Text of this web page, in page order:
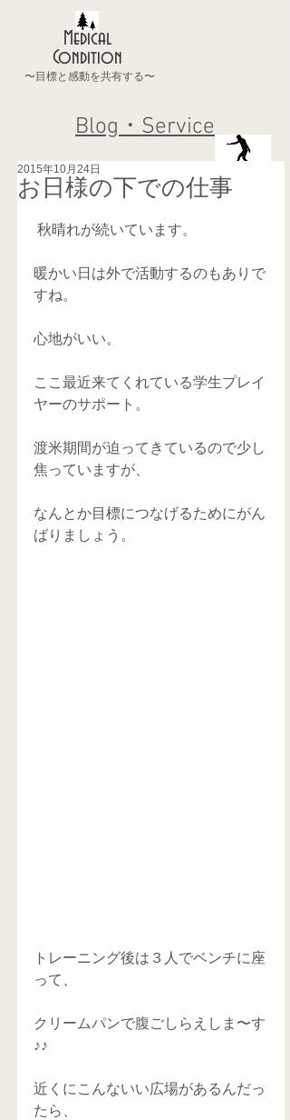
Medical
Condition
〜目標と感動を共有する〜
Blog・Service
お日様の下での仕事
2015年10月24日
秋晴れが続いています。
暖かい日は外で活動するのもありで
すね。
心地がいい。
ここ最近来てくれている学生プレイ
ヤーのサポート。
渡米期間が迫ってきているので少し
焦っていますが、
なんとか目標につなげるためにがん
ばりましょう。
トレーニング後は３人でベンチに座
って、
クリームパンで腹ごしらえしま〜す
♪♪
近くにこんないい広場があるんだっ
たら、